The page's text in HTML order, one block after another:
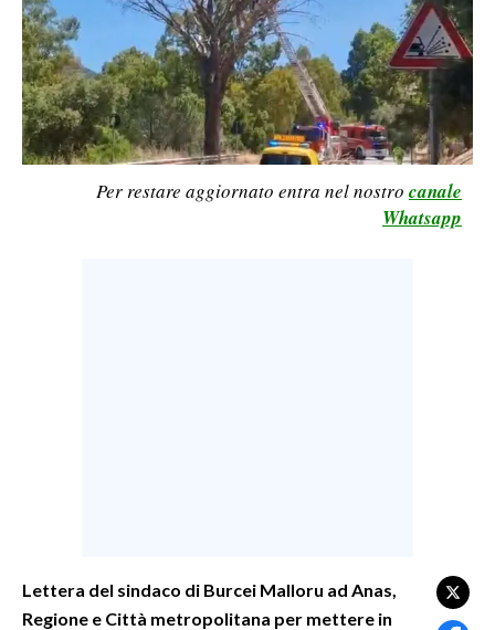
LAVORO
BANDI
SPORT IN SARDEGNA
SPORT
RISULTATI E CLASSIFICHE
GOSSIP
Per restare aggiornato entra nel nostro canale
Whatsapp
Lettera del sindaco di Burcei Malloru ad Anas,
Regione e Città metropolitana per mettere in